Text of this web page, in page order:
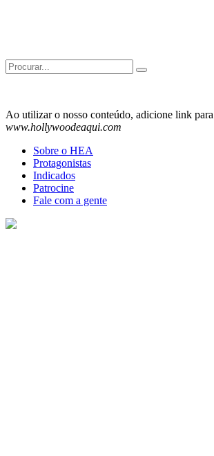
Search
for:
Ao utilizar o nosso conteúdo, adicione link para
www.hollywoodeaqui.com
Sobre o HEA
Protagonistas
Indicados
Patrocine
Fale com a gente